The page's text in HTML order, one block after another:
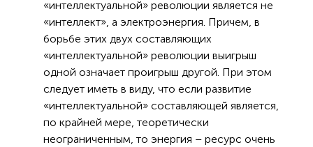
«интеллектуальной» революции является не
«интеллект», а электроэнергия. Причем, в
борьбе этих двух составляющих
«интеллектуальной» революции выигрыш
одной означает проигрыш другой. При этом
следует иметь в виду, что если развитие
«интеллектуальной» составляющей является,
по крайней мере, теоретически
неограниченным, то энергия – ресурс очень